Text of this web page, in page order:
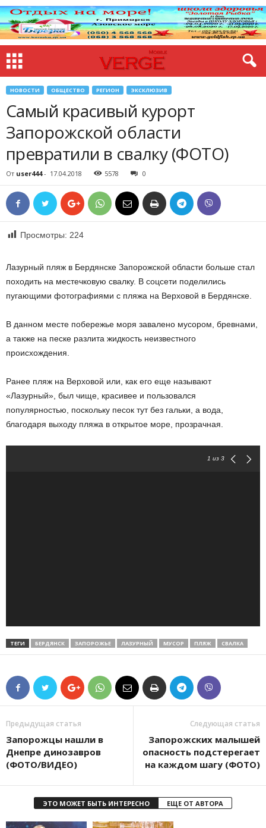
НОВОСТИ ОБЩЕСТВО РЕГИОН ЭКСКЛЮЗИВ
Самый красивый курорт
Запорожской области
превратили в свалку (ФОТО)
От user444- 17.04.2018 5578 0
Просмотры: 224
Лазурный пляж в Бердянске Запорожской области больше стал
походить на местечковую свалку. В соцсети поделились
пугающими фотографиями с пляжа на Верховой в Бердянске.
В данном месте побережье моря завалено мусором, бревнами,
а также на песке разлита жидкость неизвестного
происхождения.
Ранее пляж на Верховой или, как его еще называют
«Лазурный», был чище, красивее и пользовался
популярностью, поскольку песок тут без гальки, а вода,
благодаря выходу пляжа в открытое море, прозрачная.
1 из 3
ТЕГИ БЕРДЯНСК ЗАПОРОЖЬЕ ЛАЗУРНЫЙ МУСОР ПЛЯЖ СВАЛКА
Предыдущая статья
Запорожцы нашли в
Днепре динозавров
(ФОТО/ВИДЕО)
Следующая статья
Запорожских малышей
опасность подстерегает
на каждом шагу (ФОТО)
ЭТО МОЖЕТ БЫТЬ ИНТЕРЕСНО ЕЩЕ ОТ АВТОРА